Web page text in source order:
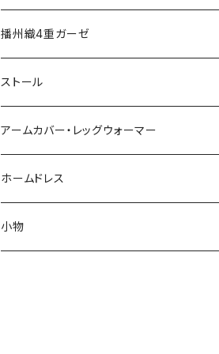
エプロン
タオル
播州織4重ガーゼ
ストール
アームカバー・レッグウォーマー
アームカバー
アーム＆レッグウォーマー
ホームドレス
小物